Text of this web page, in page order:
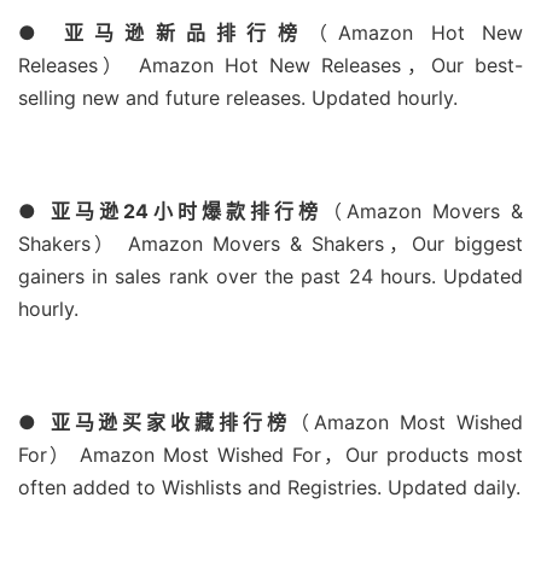
● 亚马逊新品排行榜
（Amazon Hot New
Releases） Amazon Hot New Releases，Our best-
selling new and future releases. Updated hourly.
● 亚马逊24小时爆款排行榜
（Amazon Movers &
Shakers） Amazon Movers & Shakers，Our biggest
gainers in sales rank over the past 24 hours. Updated
hourly.
● 亚马逊买家收藏排行榜
（Amazon Most Wished
For） Amazon Most Wished For，Our products most
often added to Wishlists and Registries. Updated daily.